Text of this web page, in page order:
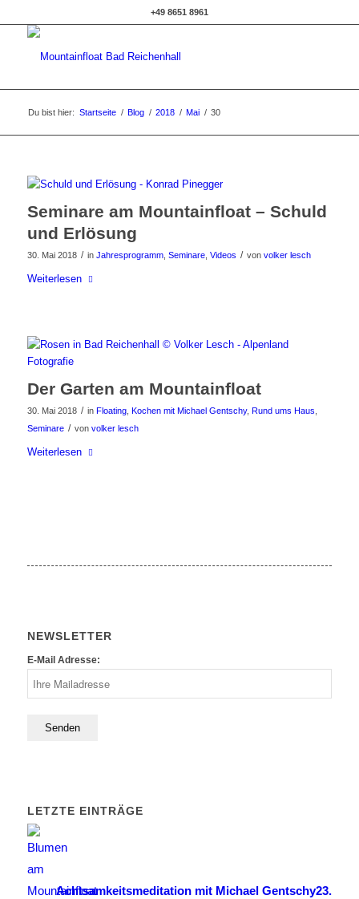
+49 8651 8961
Du bist hier: Startseite / Blog / 2018 / Mai / 30
Seminare am Mountainfloat – Schuld
und Erlösung
30. Mai 2018 / in Jahresprogramm, Seminare, Videos / von volker lesch
Weiterlesen
Der Garten am Mountainfloat
30. Mai 2018 / in Floating, Kochen mit Michael Gentschy, Rund ums Haus
Seminare / von volker lesch
Weiterlesen
NEWSLETTER
E-Mail Adresse:
LETZTE EINTRÄGE
Achtsamkeitsmeditation mit Michael Gentschy23.